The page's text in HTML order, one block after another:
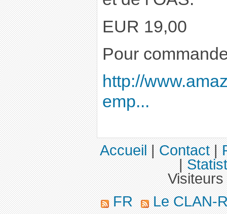
EUR 19,00
Pour
http://
emp...
Accueil|Contact|
|
FR
Le CLAN-